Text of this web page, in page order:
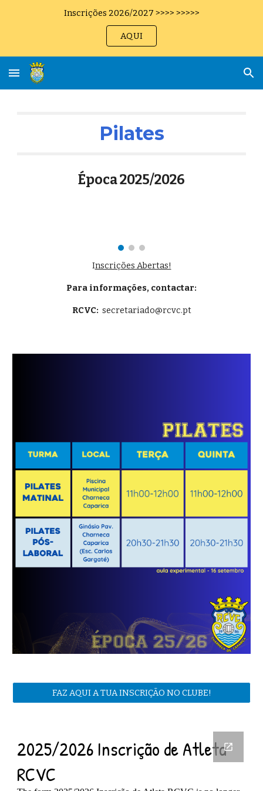
Inscrições 2026/2027 >>>> >>>>>
AQUI
Pilates
Época 2025/2026
Inscrições Abertas!
Para informações, contactar:
RCVC: secretariado@rcvc.pt
FAZ AQUI A TUA INSCRIÇÃO NO CLUBE!